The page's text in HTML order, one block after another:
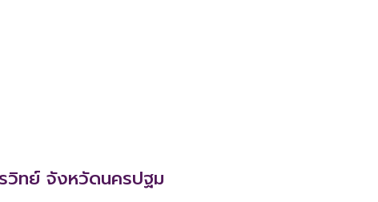
วิทย์ จังหวัดนครปฐม